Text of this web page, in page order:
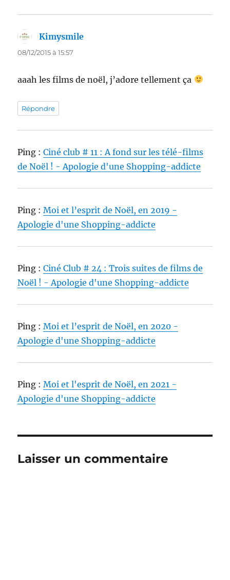
Kimysmile
08/12/2015 à 15:57
aaah les films de noël, j’adore tellement ça
Répondre
Ping :Ciné club # 11 : A fond sur les télé-films
de Noël ! - Apologie d'une Shopping-addicte
Ping :Moi et l’esprit de Noël, en 2019 -
Apologie d'une Shopping-addicte
Ping :Ciné Club # 24 : Trois suites de films de
Noël ! - Apologie d'une Shopping-addicte
Ping :Moi et l’esprit de Noël, en 2020 -
Apologie d'une Shopping-addicte
Ping :Moi et l'esprit de Noël, en 2021 -
Apologie d'une Shopping-addicte
Laisser un commentaire